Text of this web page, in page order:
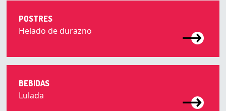
POSTRES
Helado de durazno
BEBIDAS
Lulada